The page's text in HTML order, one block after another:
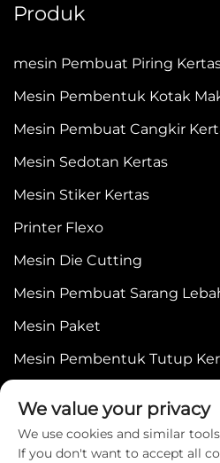
Produk
mesin Pembuat Piring
Mesin Pembentuk Kotak
Mesin Pembuat Cangkir
Mesin Sedotan Kertas
Mesin Stiker Kertas
Printer Flexo
Mesin Die Cutting
Mesin Pembuat Sarang
Mesin Paket
Mesin Pembentuk Tutup
We value your privacy
We use cookies and similar
If you don't want to accept all